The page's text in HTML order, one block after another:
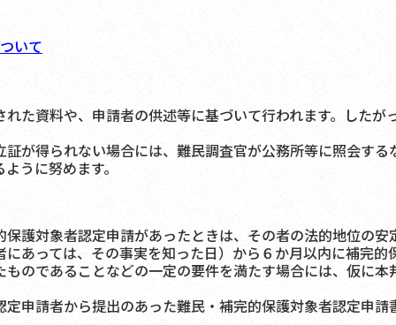
いて
資料や、申請者の供述等に基づいて行われます。したが
得られない場合には、難民調査官が公務所等に照会する
うに努めます。
対象者認定申請があったときは、その者の法的地位の
あっては、その事実を知った日）から６か月以内に補完
のであることなどの一定の要件を満たす場合には、仮に
請者から提出のあった難民・補完的保護対象者認定申請